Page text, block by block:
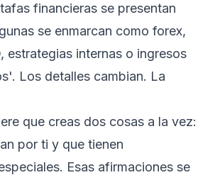
financieras se presentan
se enmarcan como forex,
estrategias internas o ingresos
Los detalles cambian. La
que creas dos cosas a la vez:
por ti y que tienen
Esas afirmaciones se